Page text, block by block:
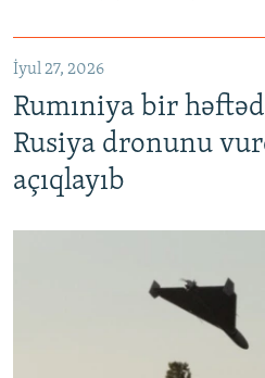
İyul 27, 2026
Rumıniya bir
Rusiya dronunu
açıqlayıb